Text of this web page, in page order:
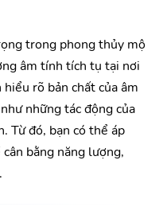
trong phong thủy mộ
âm tính tích tụ tại nơi
rõ bản chất của âm
những tác động của
Từ đó, bạn có thể áp
bằng năng lượng,